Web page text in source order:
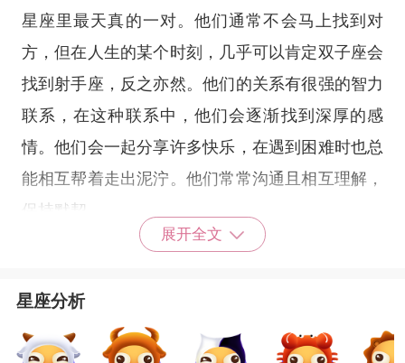
星座 里最天真的一对。他们通常不会马上找到对
方，但在人生的某个时刻，几乎可以肯定双子座会
找到射手座，反之亦然。他们的关系有很强的智力
联系，在这种联系中，他们会逐渐找到深厚的感
情。他们会一起分享许多快乐，在遇到困难时也总
能相互帮着走出泥泞。他们常常沟通且相互理解，
保持默契。
双子座和射手座的爱情是美好的，能够携手共
进退，美满幸福。双子座可以为射手座不再善变，
展开全文
星座分析